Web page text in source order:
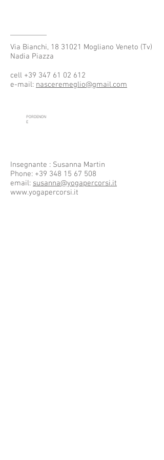
Via Bianchi, 18 31021 Mogliano Veneto (Tv)
Nadia Piazza
cell +39 347 61 02 612
e-mail: nasceremeglio@gmail.com
PORDENON
E
Insegnante : Susanna Martin
Phone: +39 348 15 67 508
email: susanna@yogapercorsi.it
www.yogapercorsi.it